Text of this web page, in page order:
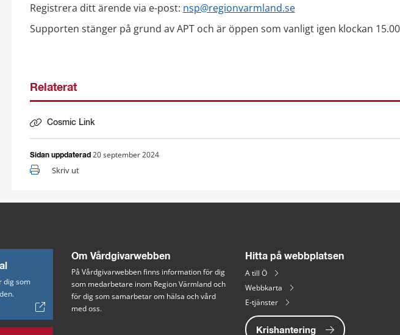
Registrera ditt ärende via e-post: nsp@regionvarmland.se
Supporten stänger på grund av APT och är öppen som vanligt igen klockan
Relaterat
Cosmic Link
Sidan uppdaterad 20 september 2024
Skriv ut
dig som
Om Vårdgivarwebben
På Vårdgivarwebben finns information för dig
som medarbetare inom Region Värmland och
för dig som samarbetar om hälsa och vård
med oss.
Hitta på webbplatsen
A till Ö
Webbkarta
E-tjänster
Krishantering